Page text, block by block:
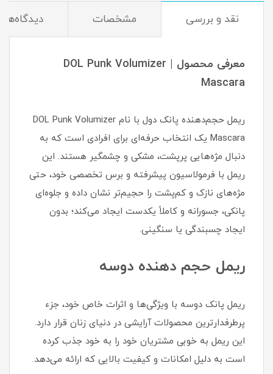
نقد و بررسی مشخصات دیدگاه‌ها
معرفی محصول | DOL Punk Volumizer
Mascara
ریمل حجم‌دهنده پانک دول با نام DOL Punk Volumizer
Mascara یک انتخاب حرفه‌ای برای افرادی است که به
دنبال مژه‌هایی پرپشت، مشکی و چشمگیر هستند. این
ریمل با فرمولاسیون پیشرفته و برس تخصصی خود، حتی
مژه‌های نازک و کم‌پشت را حجیم‌تر نشان داده و جلوه‌ای
پانکی، جسورانه و کاملاً یکدست ایجاد می‌کند؛ بدون
ایجاد چسبندگی یا سنگینی.
ریمل حجم دهنده دوسه
ریمل پانک دوسه با ویژگی‌ها و اثرات خاص خود، جزء
پرطرفدارترین محصولات آرایشی در دنیای زنان قرار دارد.
این ریمل به خوبی مشتریان خود را به خود جذب کرده
است به دلیل امکانات و کیفیت بالایی که ارائه می‌دهد.